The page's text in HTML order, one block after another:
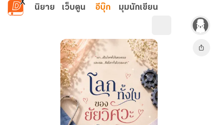
ข้ามไปยังเนื้อหาหลัก
นิยาย เว็บตูน อีบุ๊ก มุมนักเขียน